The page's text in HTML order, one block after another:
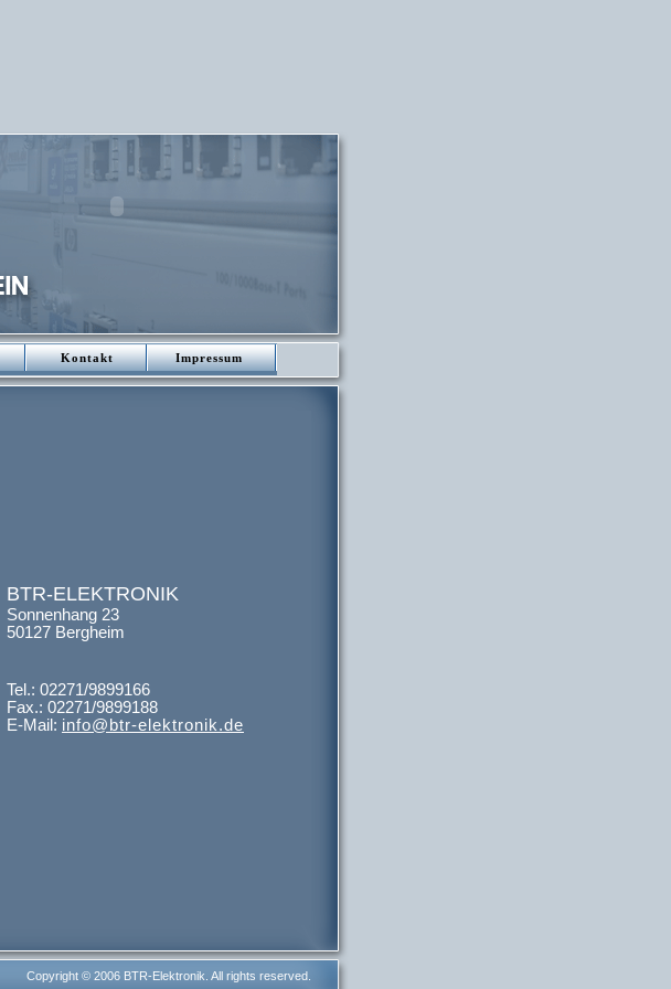
Kontakt Impressum
BTR-ELEKTRONIK
Sonnenhang 23
50127 Bergheim
Tel.: 02271/9899166
Fax.: 02271/9899188
E-Mail: info@btr-elektronik.de
Copyright © 2006 BTR-Elektronik. All rights reserved.